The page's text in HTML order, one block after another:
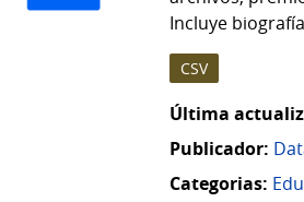
Incluye
CSV
Última
Publicador:
Categorias: